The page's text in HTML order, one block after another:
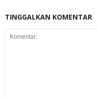
TINGGALKAN KOMENTAR